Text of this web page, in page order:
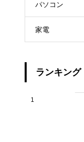
パソコン
家電
ランキング
1